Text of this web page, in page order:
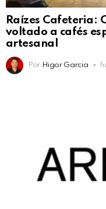
Raízes Cafeteria:
voltado a cafés
artesanal
Por Higor Garcia